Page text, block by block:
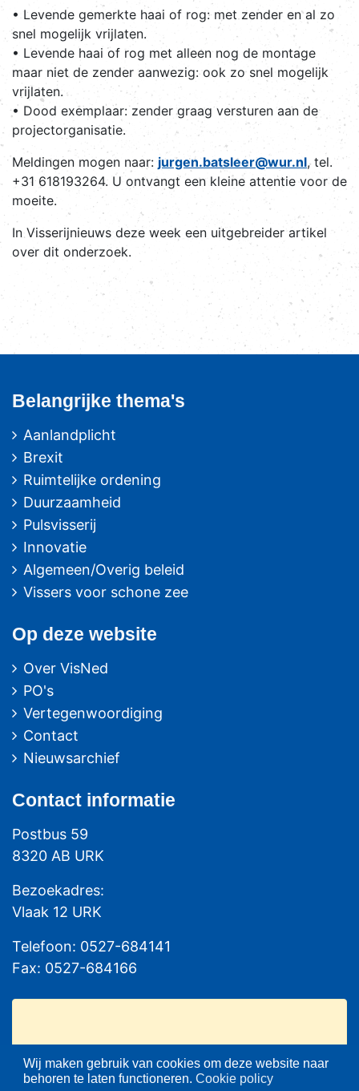
Wij maken gebruik van cookies om deze website naar
behoren te laten functioneren. Cookie policy
• Levende gemerkte haai of rog: met zender en al zo
snel mogelijk vrijlaten.
• Levende haai of rog met alleen nog de montage
maar niet de zender aanwezig: ook zo snel mogelijk
vrijlaten.
• Dood exemplaar: zender graag versturen aan de
projectorganisatie.
Meldingen mogen naar: jurgen.batsleer@wur.nl, tel.
+31 618193264. U ontvangt een kleine attentie voor de
moeite.
In Visserijnieuws deze week een uitgebreider artikel
over dit onderzoek.
Belangrijke thema's
Aanlandplicht
Brexit
Ruimtelijke ordening
Duurzaamheid
Pulsvisserij
Innovatie
Algemeen/Overig beleid
Vissers voor schone zee
Op deze website
Over VisNed
PO's
Vertegenwoordiging
Contact
Nieuwsarchief
Contact informatie
Postbus 59
8320 AB URK
Bezoekadres:
Vlaak 12 URK
Telefoon: 0527-684141
Fax: 0527-684166